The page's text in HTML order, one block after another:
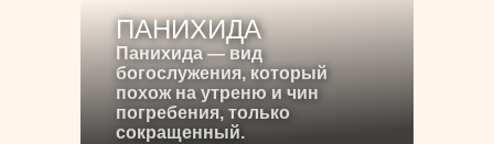
ПАНИХИДА
Панихида — вид
богослужения, который
похож на утреню и чин
погребения, только
сокращенный.